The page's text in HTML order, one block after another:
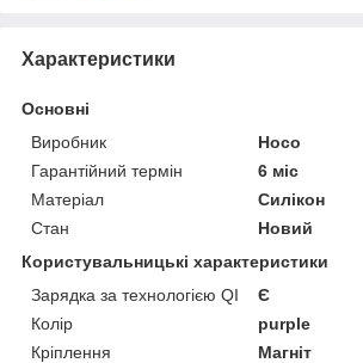
Характеристики
Основні
Виробник
Hoco
Гарантійний термін
6 міс
Матеріал
Силікон
Стан
Новий
Користувальницькі характеристики
Зарядка за технологією QI
Є
Колір
purple
Кріплення
Магніт